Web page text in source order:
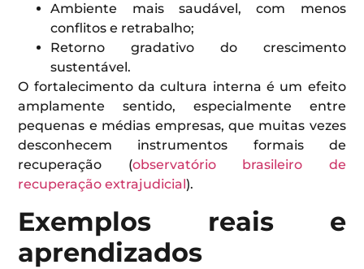
Ambiente mais saudável, com menos
conflitos e retrabalho;
Retorno gradativo do crescimento
sustentável.
O fortalecimento da cultura interna é um efeito
amplamente sentido, especialmente entre
pequenas e médias empresas, que muitas vezes
desconhecem instrumentos formais de
recuperação (observatório brasileiro de
recuperação extrajudicial).
Exemplos reais e
aprendizados